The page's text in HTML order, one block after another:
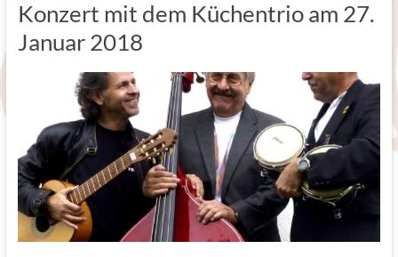
Konzert mit dem Küchentrio am 27.
Januar 2018